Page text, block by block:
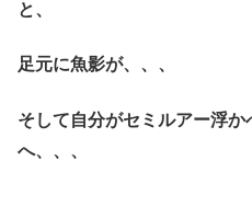
と、
足元に魚影が、、、
そして自分がセミルアー浮
へ、、、